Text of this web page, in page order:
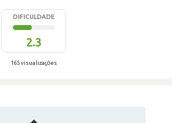
DIFICULDADE
2.3
165 visualizações